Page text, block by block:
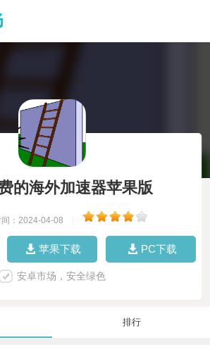
的海外加速器苹果版
间：2024-04-08
苹果下载 PC下载
安卓市场，安全绿色
排行